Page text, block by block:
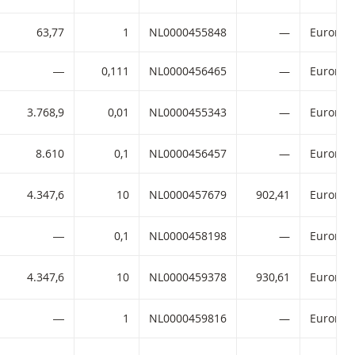
63,77 1 NL0000455848 —
― 0,111 NL0000456465 —
3.768,9 0,01 NL0000455343 —
8.610 0,1 NL0000456457 —
4.347,6 10 NL0000457679 902,41
― 0,1 NL0000458198 —
4.347,6 10 NL0000459378 930,61
― 1 NL0000459816 —